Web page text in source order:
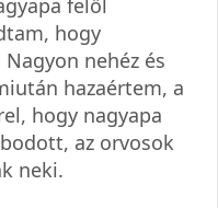
felől
hogy
nehéz és
hazaértem, a
hogy nagyapa
az orvosok
neki.